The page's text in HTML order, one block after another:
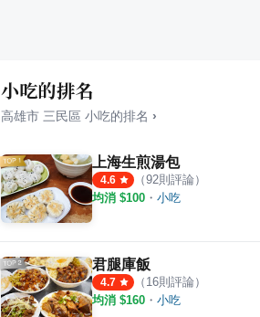
小吃的排名
高雄市 三民區 小吃的排名 ›
上海生煎湯包
4.6 （92則評論）
均消 $100 ・ 小吃
君腿庫飯
4.7 （ 16則評論）
均消 $160 ・ 小吃